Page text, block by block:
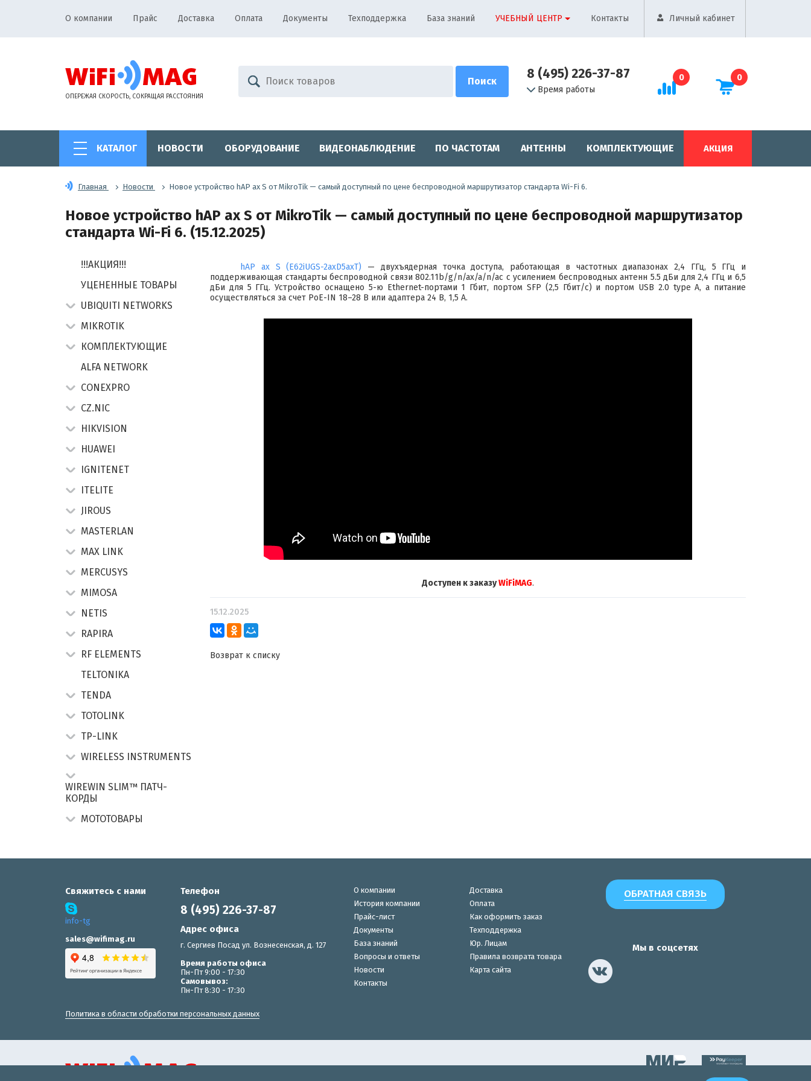
О компании Прайс Доставка Оплата Документы Техподдержка База знаний УЧЕБНЫЙ ЦЕНТР Контакты Личный кабинет
ОПЕРЕЖАЯ СКОРОСТЬ, СОКРАЩАЯ РАССТОЯНИЯ
8 (495) 226-37-87
Время работы
0 0
КАТАЛОГ НОВОСТИ ОБОРУДОВАНИЕ ВИДЕОНАБЛЮДЕНИЕ ПО ЧАСТОТАМ АНТЕННЫ КОМПЛЕКТУЮЩИЕ АКЦИЯ
Главная Новости Новое устройство hAP ax S от MikroTik — самый доступный по цене беспроводной маршрутизатор стандарта Wi-Fi 6.
Новое устройство hAP ax S от MikroTik — самый доступный по цене беспроводной маршрутизатор
стандарта Wi-Fi 6. (15.12.2025)
hAP ax S (E62iUGS-2axD5axT) — двухъядерная точка доступа, работающая в частотных диапазонах 2,4 ГГц, 5 ГГц и
поддерживающая стандарты беспроводной связи 802.11b/g/n/ax/a/n/ac c усилением беспроводных антенн 5.5 дБи для 2,4 ГГц и 6,5
дБи для 5 ГГц. Устройство оснащено 5-ю Ethernet-портами 1 Гбит, портом SFP (2,5 Гбит/с) и портом USB 2.0 type A, а питание
осуществляться за счет PoE-IN 18–28 В или адаптера 24 В, 1,5 А.
Доступен к заказуWiFiMAG.
15.12.2025
Возврат к списку
!!!АКЦИЯ!!!
УЦЕНЕННЫЕ ТОВАРЫ
UBIQUITI NETWORKS
MIKROTIK
КОМПЛЕКТУЮЩИЕ
ALFA NETWORK
CONEXPRO
CZ.NIC
HIKVISION
HUAWEI
IGNITENET
ITELITE
JIROUS
MASTERLAN
MAX LINK
MERCUSYS
MIMOSA
NETIS
RAPIRA
RF ELEMENTS
TELTONIKA
TENDA
TOTOLINK
TP-LINK
WIRELESS INSTRUMENTS
WIREWIN SLIM™ ПАТЧ-
КОРДЫ
МОТОТОВАРЫ
Свяжитесь с нами
info-tg
sales@wifimag.ru
Телефон
8 (495) 226-37-87
Адрес офиса
г. Сергиев Посад ул. Вознесенская, д. 127
Время работы офиса
Пн-Пт 9:00 - 17:30
Самовывоз:
Пн-Пт 8:30 - 17:30
О компании
История компании
Прайс-лист
Документы
База знаний
Вопросы и ответы
Новости
Контакты
Доставка
Оплата
Как оформить заказ
Техподдержка
Юр. Лицам
Правила возврата товара
Карта сайта
ОБРАТНАЯ СВЯЗЬ
Мы в соцсетях
Политика в области обработки персональных данных